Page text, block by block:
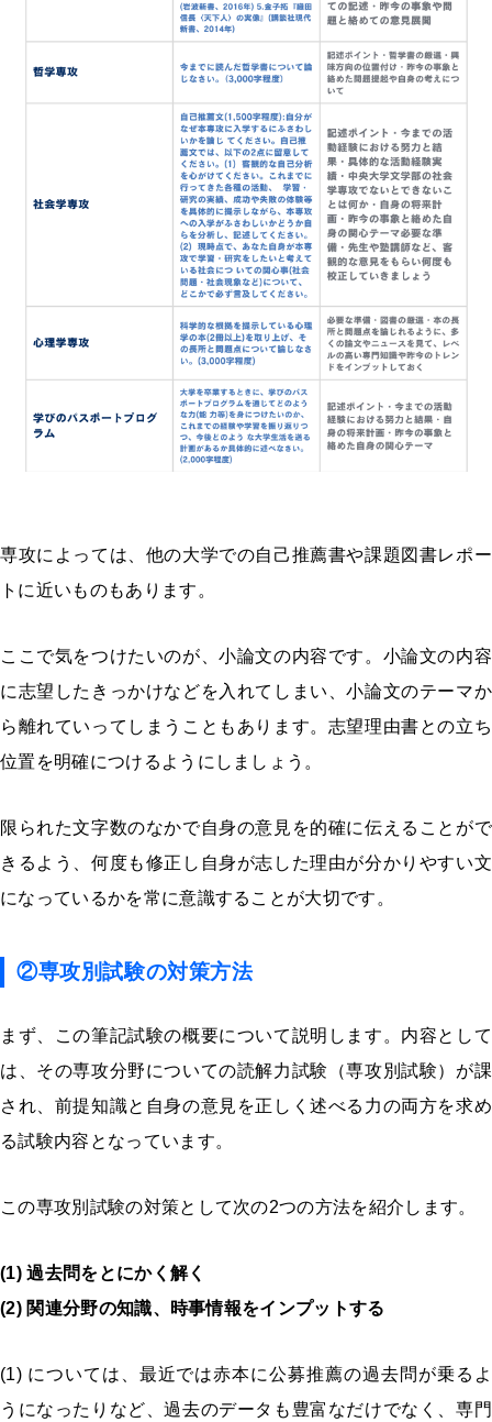
専攻によっては、他の大学での自己推薦書や課題図書レポー
トに近いものもあります。
ここで気をつけたいのが、小論文の内容です。小論文の内容
に志望したきっかけなどを入れてしまい、小論文のテーマか
ら離れていってしまうこともあります。志望理由書との立ち
位置を明確につけるようにしましょう。
限られた文字数のなかで自身の意見を的確に伝えることがで
きるよう、何度も修正し自身が志した理由が分かりやすい文
になっているかを常に意識することが大切です。
②専攻別試験の対策方法
まず、この筆記試験の概要について説明します。内容として
は、その専攻分野についての読解力試験（専攻別試験）が課
され、前提知識と自身の意見を正しく述べる力の両方を求め
る試験内容となっています。
この専攻別試験の対策として次の2つの方法を紹介します。
(1) 過去問をとにかく解く
(2) 関連分野の知識、時事情報をインプットする
(1) については、最近では赤本に公募推薦の過去問が乗るよ
うになったりなど、過去のデータも豊富なだけでなく、専門